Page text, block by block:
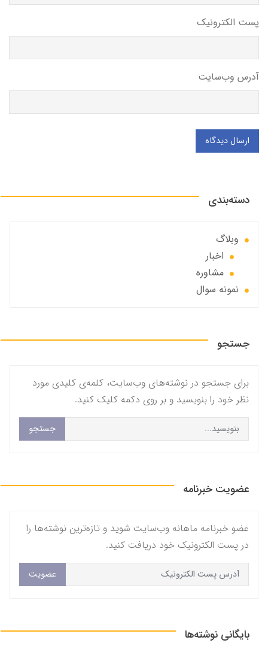
پست الکترونیک
آدرس وب‌سایت
ارسال دیدگاه
دسته‌بندی
وبلاگ
اخبار
مشاوره
نمونه سوال
جستجو
برای جستجو در نوشته‌های وب‌سایت، کلمه‌ی کلیدی مورد
نظر خود را بنویسید و بر روی دکمه کلیک کنید.
جستجو
عضویت خبرنامه
عضو خبرنامه ماهانه وب‌سایت شوید و تازه‌ترین نوشته‌ها را
در پست الکترونیک خود دریافت کنید.
عضویت
بایگانی نوشته‌ها